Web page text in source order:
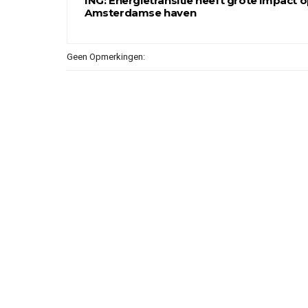
Amsterdamse haven
Geen Opmerkingen: